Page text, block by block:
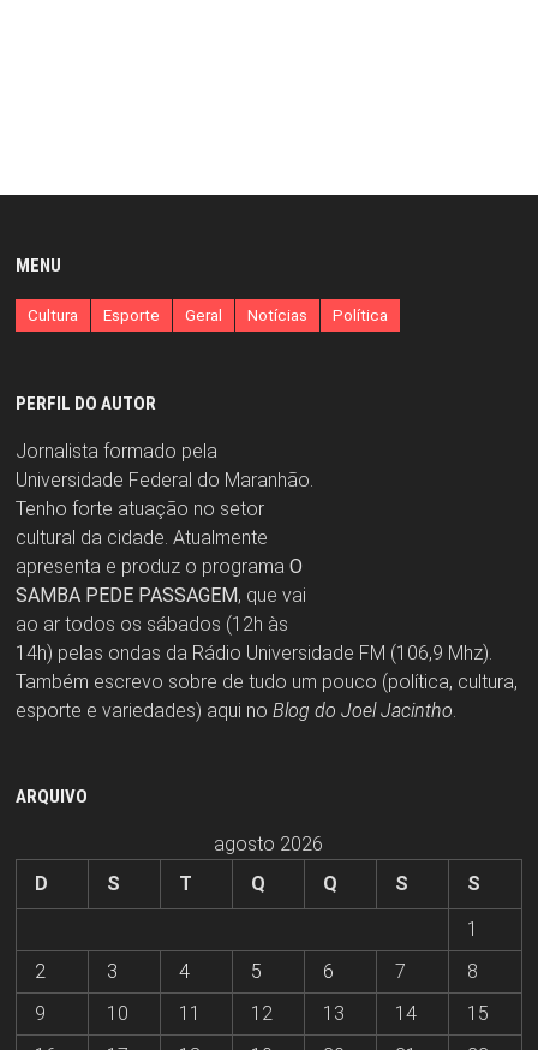
MENU
Cultura Esporte Geral Notícias Política
PERFIL DO AUTOR
Jornalista formado pela
Universidade Federal do Maranhão.
Tenho forte atuação no setor
cultural da cidade. Atualmente
apresenta e produz o programa O
SAMBA PEDE PASSAGEM, que vai
ao ar todos os sábados (12h às
14h) pelas ondas da Rádio Universidade FM (106,9 Mhz).
Também escrevo sobre de tudo um pouco (política, cultura,
esporte e variedades) aqui no Blog do Joel Jacintho.
ARQUIVO
agosto 2026
D
S T Q Q S
S
1
2
3 4 5 6 7
8
9
10 11 12 13 14
15